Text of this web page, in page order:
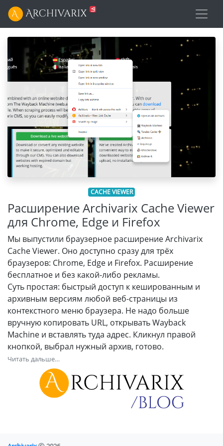
CACHE VIEWER
Расширение Archivarix Cache Viewer
для Chrome, Edge и Firefox
Мы выпустили браузерное расширение Archivarix
Cache Viewer. Оно доступно сразу для трёх
браузеров: Chrome, Edge и Firefox. Расширение
бесплатное и без какой-либо рекламы.
Суть простая: быстрый доступ к кешированным и
архивным версиям любой веб-страницы из
контекстного меню браузера. Не надо больше
вручную копировать URL, открывать Wayback
Machine и вставлять туда адрес. Кликнул правой
кнопкой, выбрал нужный архив, готово.
Читать дальше…